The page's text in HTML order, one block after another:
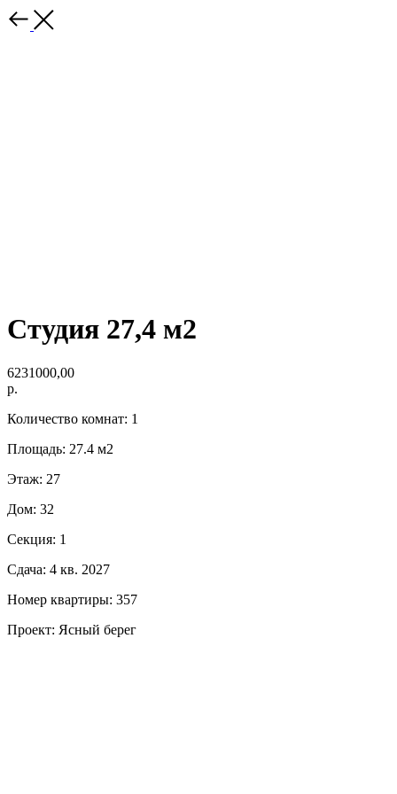
Студия 27,4 м2
6231000,00
р.
Количество комнат: 1
Площадь: 27.4 м2
Этаж: 27
Дом: 32
Секция: 1
Сдача: 4 кв. 2027
Номер квартиры: 357
Проект: Ясный берег